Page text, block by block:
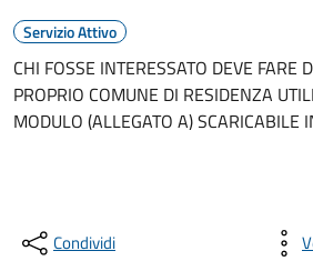
Servizio Attivo
CHI FOSSE INTERESSATO DEVE FARE
PROPRIO COMUNE DI RESIDENZA
MODULO (ALLEGATO A) SCARICABILE
Condividi